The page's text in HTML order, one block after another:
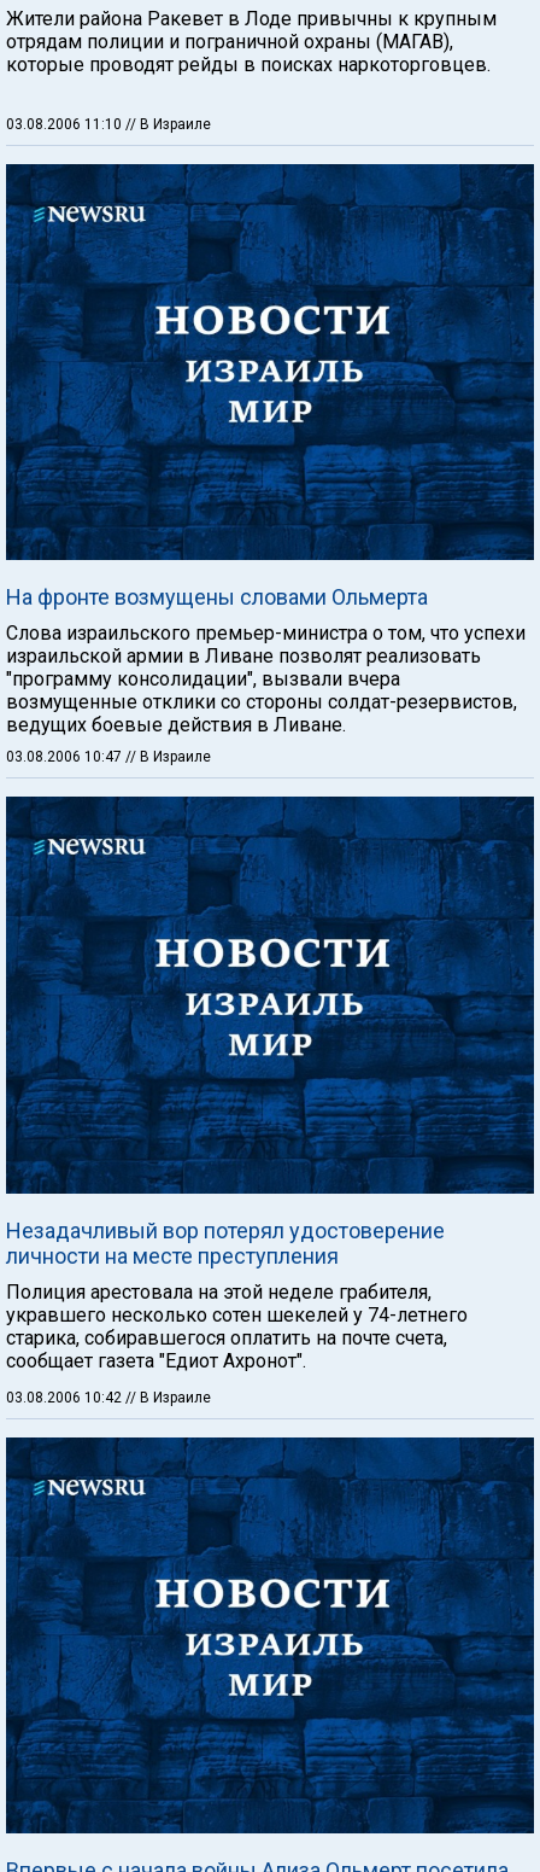
Жители района Ракевет в Лоде привычны к крупным
отрядам полиции и пограничной охраны (МАГАВ),
которые проводят рейды в поисках наркоторговцев.
03.08.2006 11:10 // В Израиле
На фронте возмущены словами Ольмерта
Слова израильского премьер-министра о том, что успехи
израильской армии в Ливане позволят реализовать
"программу консолидации", вызвали вчера
возмущенные отклики со стороны солдат-резервистов,
ведущих боевые действия в Ливане.
03.08.2006 10:47 // В Израиле
Незадачливый вор потерял удостоверение
личности на месте преступления
Полиция арестовала на этой неделе грабителя,
укравшего несколько сотен шекелей у 74-летнего
старика, собиравшегося оплатить на почте счета,
сообщает газета "Едиот Ахронот".
03.08.2006 10:42 // В Израиле